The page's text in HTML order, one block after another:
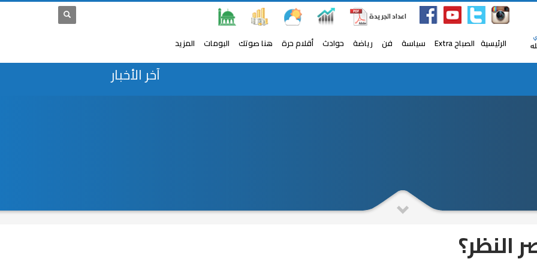
اعداد الجريدة
الرئيسية الصباح Extra سياسة فن رياضة حوادث أقلام حرة هنا صوتك البومات المزيد
آخر الأخبار
النظر؟